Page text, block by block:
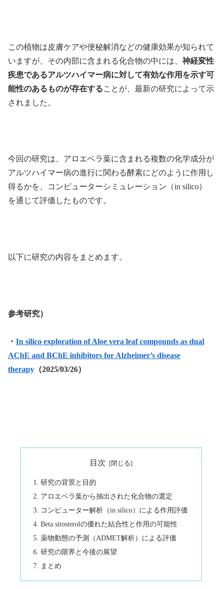
この植物は皮膚ケアや便秘解消などの健康効果が知られて
いますが、その内部に含まれる化合物の中には、 神経変性
疾患であるアルツハイマー病に対して有効な作用を示す可
能性のあるものが存在することが、最新の研究によって示
されました。
今回の研究は、アロエベラ葉に含まれる複数の化学成分が
アルツハイマー病の進行に関わる酵素にどのように作用し
得るかを、コンピューターシミュレーション（in silico）
を通じて評価したものです。
以下に研究の内容をまとめます。
参考研究）
・ In silico exploration of Aloe vera leaf compounds as dual
AChE and BChE inhibitors for Alzheimer’s disease
therapy （2025/03/26）
目次
研究の背景と目的
アロエベラ葉から抽出された化合物の選定
コンピューター解析（in silico）による作用評価
Beta sitosterolの優れた結合性と作用の可能性
薬物動態の予測（ADMET解析）による評価
研究の限界と今後の展望
まとめ